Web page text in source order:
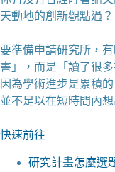
天動地的創新觀點過？
要準備申請研究所，
書」，而是「讀了很
因為學術進步是累積
並不足以在短時間內
快速前往
研究計畫怎麼選